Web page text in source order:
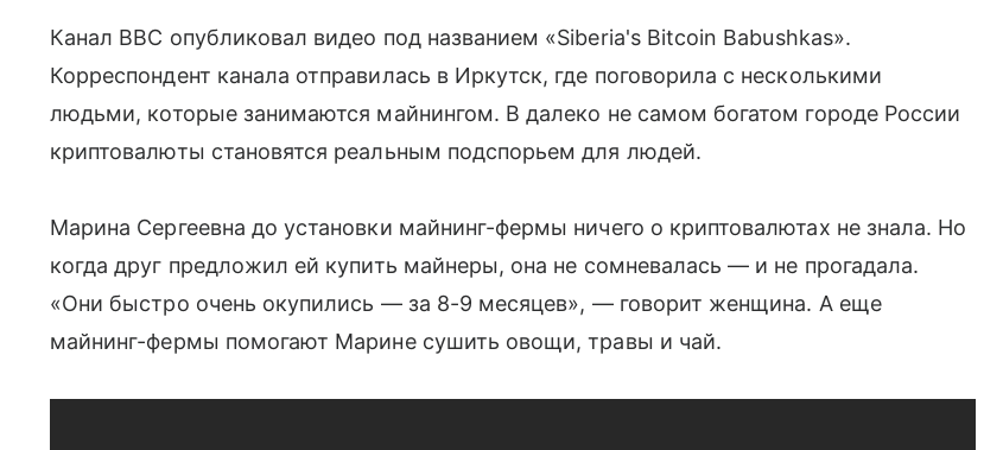
Канал BBC опубликовал видео под названием «Siberia's Bitcoin Babushkas».
Корреспондент канала отправилась в Иркутск, где поговорила с несколькими
людьми, которые занимаются майнингом. В далеко не самом богатом городе России
криптовалюты становятся реальным подспорьем для людей.
Марина Сергеевна до установки майнинг-фермы ничего о криптовалютах не знала. Но
когда друг предложил ей купить майнеры, она не сомневалась — и не прогадала.
«Они быстро очень окупились — за 8-9 месяцев», — говорит женщина. А еще
майнинг-фермы помогают Марине сушить овощи, травы и чай.